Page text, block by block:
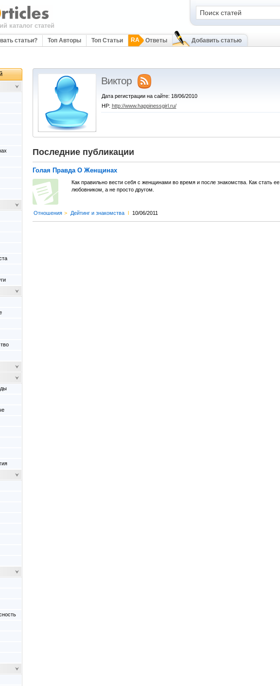
каталог статей
статьи? Топ Авторы Топ Статьи RA Ответы Добавить статью
Виктор
Дата регистрации на сайте: 18/06/2010
HP: http://www.happinessgirl.ru/
Последние публикации
Голая Правда О Женщинах
Как правильно вести себя с женщинами во время и после знакомства. Как стать ее
любовником, а не просто другом.
Отношения > Дейтинг и знакомства l 10/06/2011